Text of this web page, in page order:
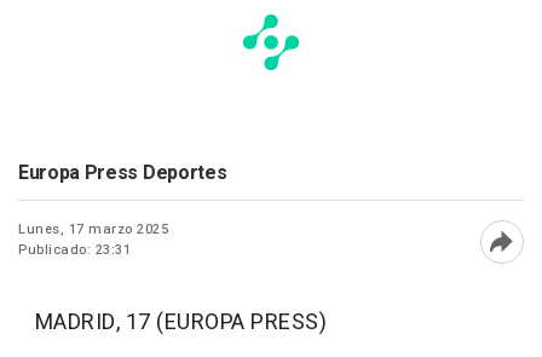
Europa Press Deportes
Lunes, 17 marzo 2025
Publicado: 23:31
MADRID, 17 (EUROPA PRESS)